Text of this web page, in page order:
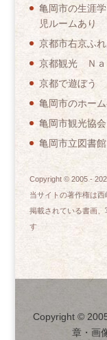
亀岡市の生涯
児ルームあり
京都市右京ふ
京都観光 Ｎａ
京都で遊ぼう
亀岡市のホー
亀岡市観光協会
亀岡市立図書館
Copyright © 2005 -
当サイトの著作権は
掲載されている書画
す
Copyright ©
章・画